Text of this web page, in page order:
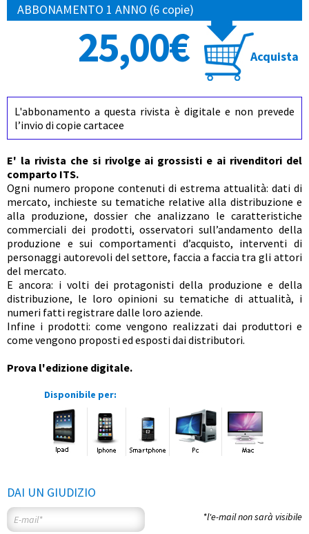
E' la rivista che si rivolge ai grossisti e ai rivenditori del
comparto ITS.
Ogni numero propone contenuti di estrema attualità: dati di
mercato, inchieste su tematiche relative alla distribuzione e
alla produzione, dossier che analizzano le caratteristiche
commerciali dei prodotti, osservatori sull’andamento della
produzione e sui comportamenti d’acquisto, interventi di
personaggi autorevoli del settore, faccia a faccia tra gli attori
del mercato.
E ancora: i volti dei protagonisti della produzione e della
distribuzione, le loro opinioni su tematiche di attualità, i
numeri fatti registrare dalle loro aziende.
Infine i prodotti: come vengono realizzati dai produttori e
come vengono proposti ed esposti dai distributori.
Prova l'edizione digitale.
Disponibile per:
ABBONAMENTO 1 ANNO (6 copie)
Acquista
25,00€
L'abbonamento a questa rivista è digitale e non prevede
l’invio di copie cartacee
DAI UN GIUDIZIO
*l'e-mail non sarà visibile